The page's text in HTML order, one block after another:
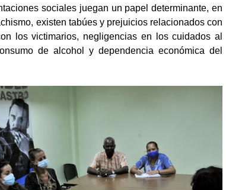
sociales juegan un papel determinante, en
existen tabúes y prejuicios relacionados con
los victimarios, negligencias en los cuidados al
de alcohol y dependencia económica del